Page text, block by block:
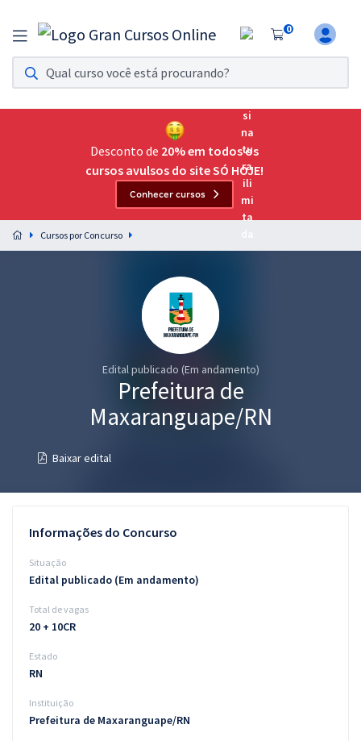
0
Assinatura Ilimitada 11
Acesso a todos os cursos. Teste grátis por 7 dias!
Assinatura OAB Até Passar
Acesso ilimitado a toda preparação para o Exame da
Preparação completa e intensiva para as principais
residências em saúde do Brasil
Questões grátis
Conteúdo gratuito
Aprovados
Atendimento
Desconto de 20% em todos os
cursos avulsos do site SÓ HOJE!
Conhecer cursos
Cursos por Concurso
Edital publicado (Em andamento)
Prefeitura de
Maxaranguape/RN
Baixar edital
Informações do Concurso
Situação
Edital publicado (Em andamento)
Total de vagas
20 + 10CR
Estado
RN
Instituição
Prefeitura de Maxaranguape/RN